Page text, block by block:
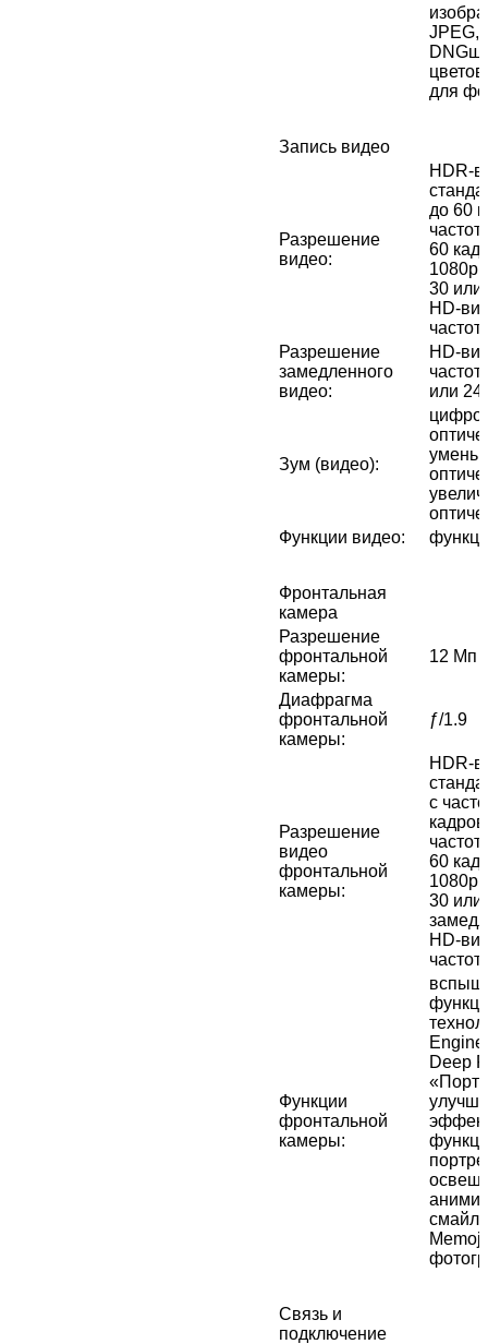
JPEG,
для
Запись видео
Разрешение
видео:
до 60
60
1080p
30 или
HD-
Разрешение
замедленного
видео:
HD-
или
Зум (видео):
Функции видео:
Фронтальная
камера
Разрешение
фронтальной
камеры:
12 Мп
Диафрагма
фронтальной
камеры:
ƒ/1.9
Разрешение
видео
фронтальной
камеры:
с
60
1080p
30 или
HD-
Функции
фронтальной
камеры:
Deep
Связь и
подключение